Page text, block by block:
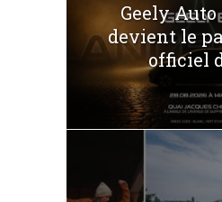
Geely Auto
devient le
officiel